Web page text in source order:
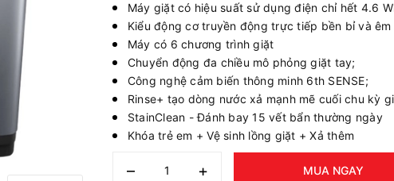
Máy giặt có hiệu suất sử dụng điện chỉ hết 4.6
Kiểu động cơ truyền động trực tiếp bền bỉ và êm
Máy có 6 chương trình giặt
Chuyển động đa chiều mô phỏng giặt tay;
Công nghệ cảm biến thông minh 6th SENSE;
Rinse+ tạo dòng nước xả mạnh mẽ cuối chu kỳ
StainClean - Đánh bay 15 vết bẩn thường ngày
Khóa trẻ em + Vệ sinh lồng giặt + Xả thêm
– + MUA NGAY